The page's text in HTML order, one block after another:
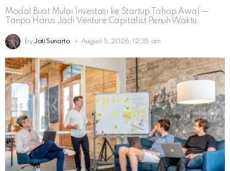
Modal Buat Mulai Investasi ke Startup Tahap Awal —
Tanpa Harus Jadi Venture Capitalist Penuh Waktu.
by Jati Sunarto August 5, 2026, 12:35 am